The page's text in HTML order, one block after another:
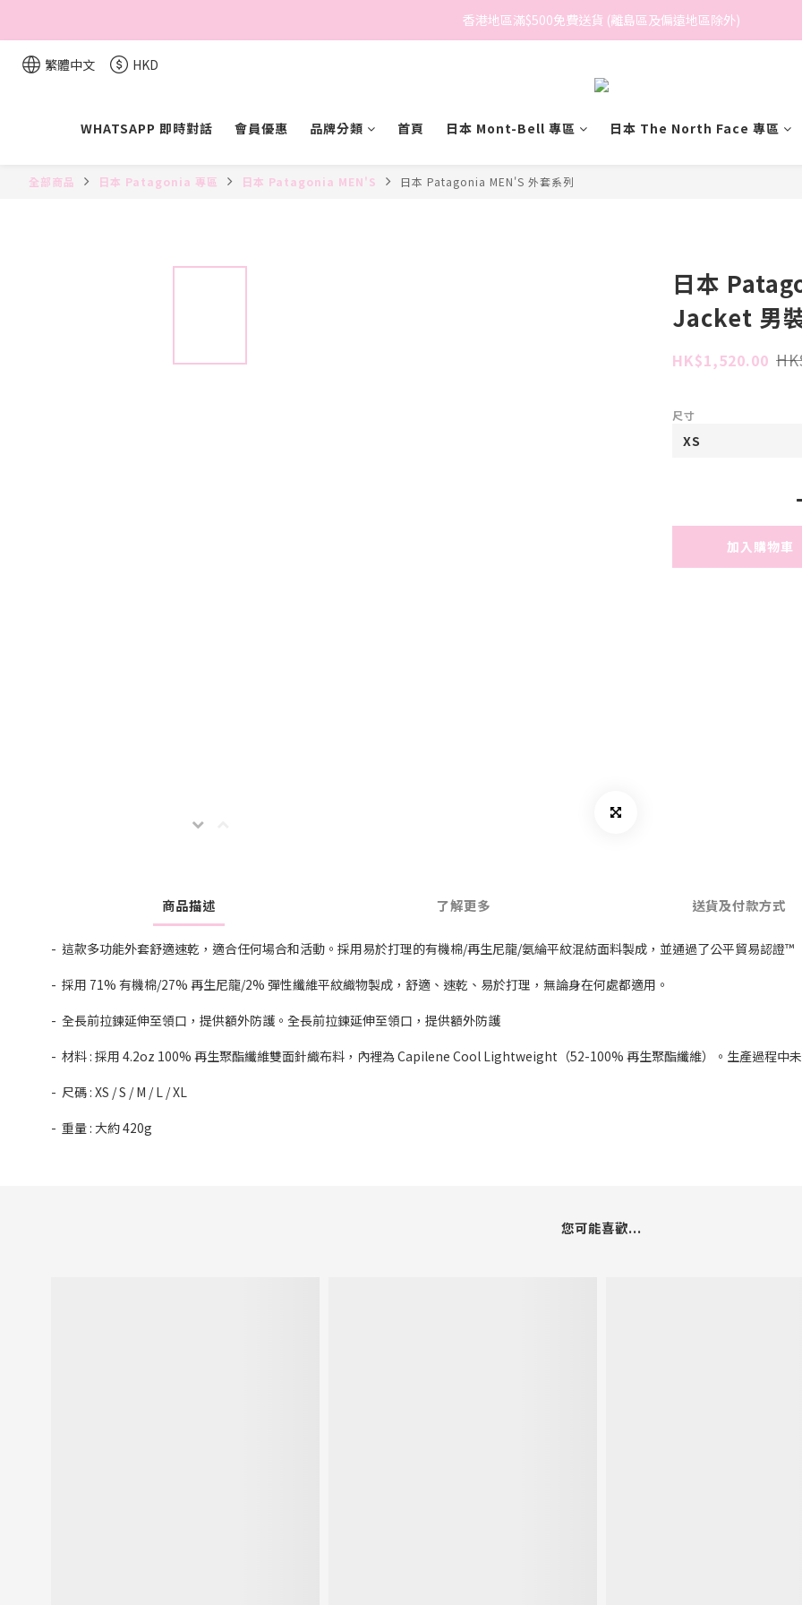
香港地區滿$500免費送貨 (離島區及偏遠地區除外)
香港地區滿$500免費送貨 (離島區及偏遠地區除外)
繁體中文 HKD
WHATSAPP 即時對話 會員優惠 品牌分類 首頁 日本 Mont-Bell 專區 日本 The North Face 專區
全部商品 日本 Patagonia 專區 日本 Patagonia MEN'S 日本 Patagonia MEN'S 外套系列
日本
Jacket 男
HK$1,520.00
尺寸
加入購物車
商品描述 了解更多 送貨及付款方式
- 這款多功能外套舒適速乾，適合任何場合和活動。採用易於打理的有機棉/再生尼龍/氨綸平紋混紡面料製成，並通過了公平貿易認證™
- 採用 71% 有機棉/27% 再生尼龍/2% 彈性纖維平紋織物製成，舒適、速乾、易於打理，無論身在何處都適用。
- 全長前拉鍊延伸至領口，提供額外防護。全長前拉鍊延伸至領口，提供額外防護
- 材料 : 採用 4.2oz 100% 再生聚酯纖維雙面針織布料，內裡為 Capilene Cool Lightweight（52-100% 再生聚酯纖維）。生產過程中未
- 尺碼 : XS / S / M / L / XL
- 重量 : 大約 420g
您可能喜歡...